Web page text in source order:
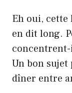
Eh oui, cette
en dit long.
concentrent-
Un bon
dîner entre